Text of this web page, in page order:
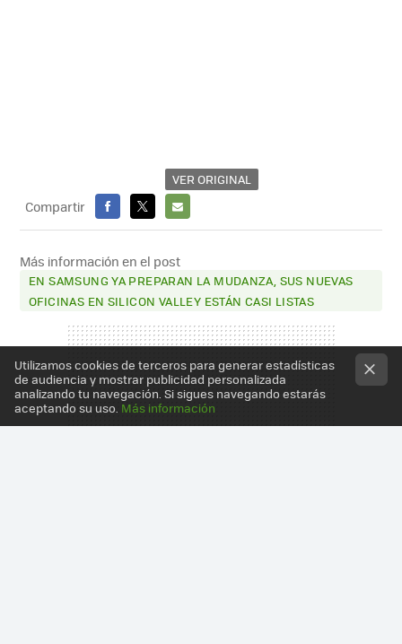
VER ORIGINAL
Compartir
FACEBOOK
X
E-
MAIL
Más información en el post
EN SAMSUNG YA PREPARAN LA MUDANZA, SUS NUEVAS
OFICINAS EN SILICON VALLEY ESTÁN CASI LISTAS
Utilizamos cookies de terceros para generar estadísticas
de audiencia y mostrar publicidad personalizada
analizando tu navegación. Si sigues navegando estarás
aceptando su uso. Más información